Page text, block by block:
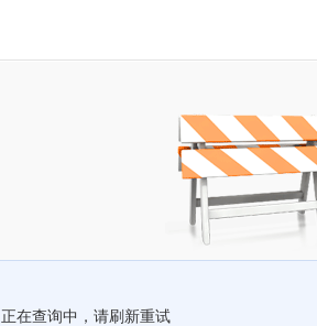
正在查询中，请刷新重试